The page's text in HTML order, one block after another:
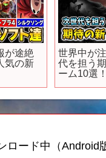
が途絶
気の新
世界中が
代を担う
ーム10選！
ロード中（Android